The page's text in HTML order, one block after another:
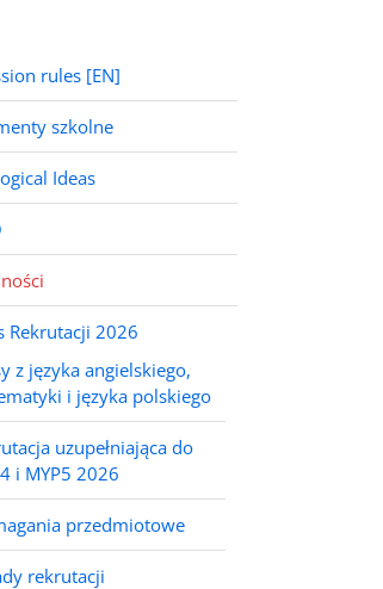
rules [EN]
szkolne
Ideas
Rekrutacji 2026
z języka angielskiego,
i języka polskiego
uzupełniająca do
i MYP5 2026
przedmiotowe
rekrutacji